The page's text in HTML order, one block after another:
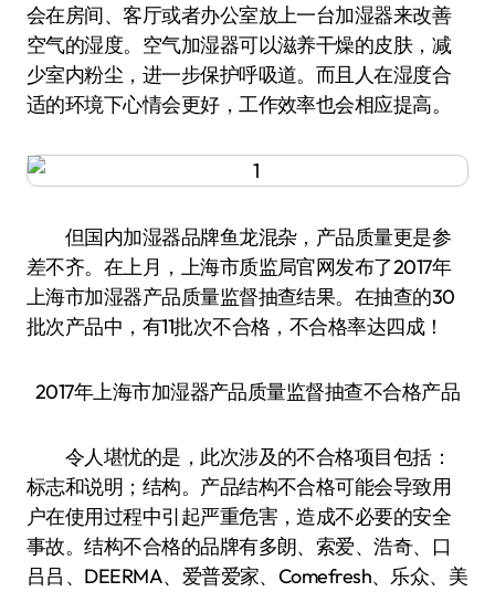
会在房间、客厅或者办公室放上一台加湿器来改善
空气的湿度。空气加湿器可以滋养干燥的皮肤，减
少室内粉尘，进一步保护呼吸道。而且人在湿度合
适的环境下心情会更好，工作效率也会相应提高。
但国内加湿器品牌鱼龙混杂，产品质量更是参
差不齐。在上月，上海市质监局官网发布了2017年
上海市加湿器产品质量监督抽查结果。在抽查的30
批次产品中，有11批次不合格，不合格率达四成！
2017年上海市加湿器产品质量监督抽查不合格产品
令人堪忧的是，此次涉及的不合格项目包括：
标志和说明；结构。产品结构不合格可能会导致用
户在使用过程中引起严重危害，造成不必要的安全
事故。结构不合格的品牌有多朗、索爱、浩奇、口
吕吕、DEERMA、爱普爱家、Comefresh、乐众、美